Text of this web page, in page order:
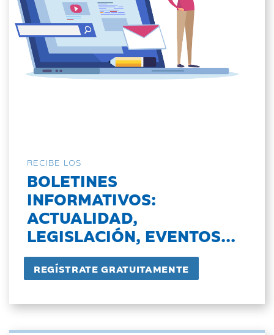
RECIBE LOS
BOLETINES
INFORMATIVOS:
ACTUALIDAD,
LEGISLACIÓN, EVENTOS...